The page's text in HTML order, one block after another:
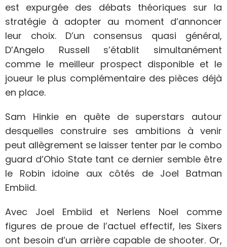
est expurgée des débats théoriques sur la
stratégie à adopter au moment d’annoncer
leur choix. D’un consensus quasi général,
D’Angelo Russell s’établit simultanément
comme le meilleur prospect disponible et le
joueur le plus complémentaire des pièces déjà
en place.
Sam Hinkie en quête de superstars autour
desquelles construire ses ambitions à venir
peut allègrement se laisser tenter par le combo
guard d’Ohio State tant ce dernier semble être
le Robin idoine aux côtés de Joel Batman
Embiid.
Avec Joel Embiid et Nerlens Noel comme
figures de proue de l’actuel effectif, les Sixers
ont besoin d’un arrière capable de shooter. Or,